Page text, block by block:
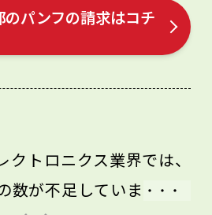
のパンフの請求はコチ
クトロニクス業界では、
が不足しています。特